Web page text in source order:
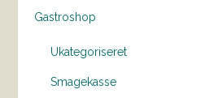
Gastroshop
Ukategoriseret
Smagekasse